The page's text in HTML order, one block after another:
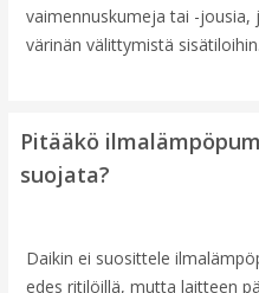
vaimennuskumeja tai -jousia,
värinän välittymistä sisätiloihin.
Pitääkö
suojata?
Daikin ei suosittele
edes ritilöillä, mutta laitteen